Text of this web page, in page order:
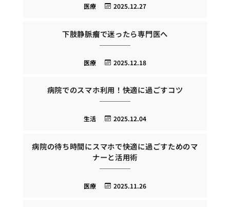
2025.12.27
医療
下肢静脈瘤で迷ったら専門医へ
2025.12.18
医療
病院でのスマホ利用！快適に過ごすコツ
2025.12.04
生活
病院の待ち時間にスマホで快適に過ごすためのマ
ナーと活用術
2025.11.26
医療